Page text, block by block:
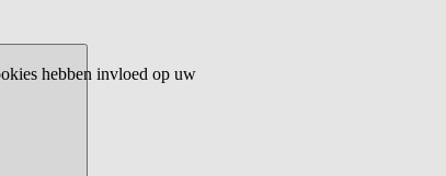
hebben invloed op uw